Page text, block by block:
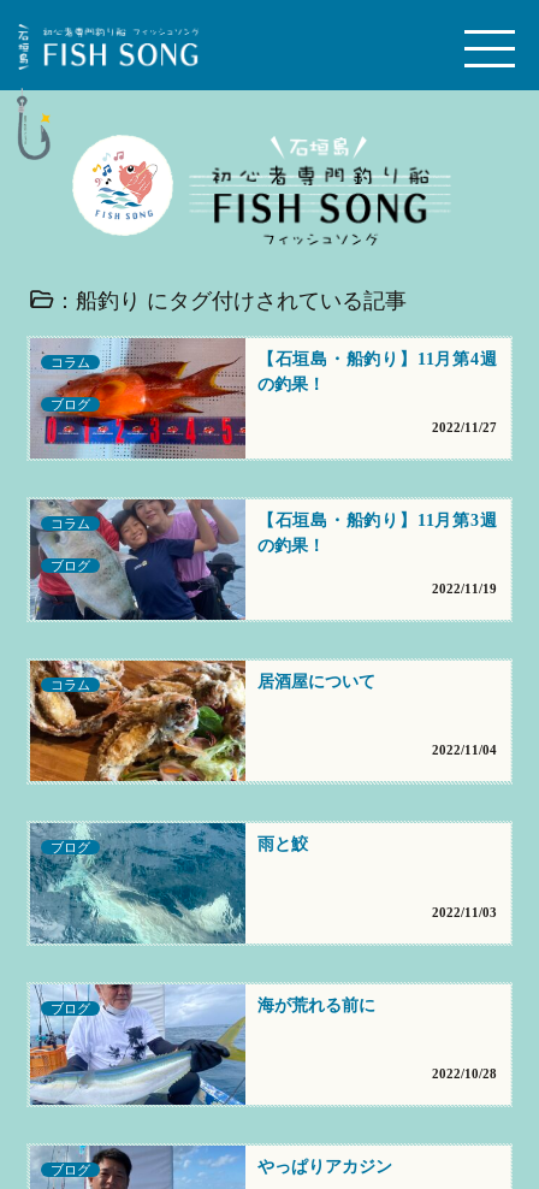
：船釣り にタグ付けされている記事
コラム
ブログ
【石垣島・船釣り】11月第4週
の釣果！
2022/11/27
コラム
ブログ
【石垣島・船釣り】11月第3週
の釣果！
2022/11/19
コラム 居酒屋について
2022/11/04
ブログ 雨と鮫
2022/11/03
ブログ 海が荒れる前に
2022/10/28
ブログ やっぱりアカジン